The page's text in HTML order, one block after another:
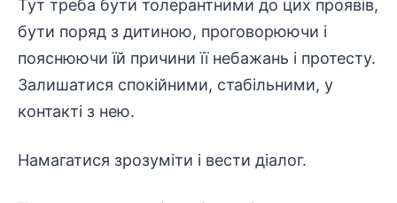
Тут треба бути толерантними до цих проявів,
бути поряд з дитиною, проговорюючи і
пояснюючи їй причини її небажань і протесту.
Залишатися спокійними, стабільними, у
контакті з нею.
Намагатися зрозуміти і вести діалог.